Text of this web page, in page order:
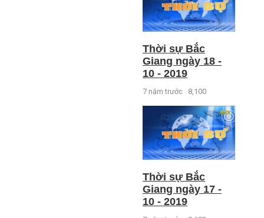
Thời sự Bắc
Giang ngày 18 -
10 - 2019
7 năm trước 8,100
Thời sự Bắc
Giang ngày 17 -
10 - 2019